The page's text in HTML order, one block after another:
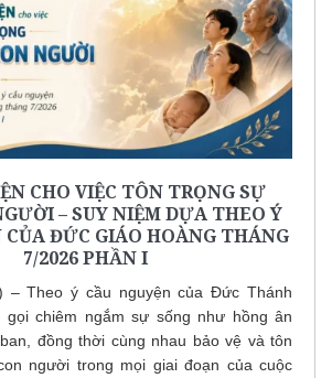
CHO VIỆC TÔN TRỌNG SỰ
– SUY NIỆM DỰA THEO Ý
CỦA ĐỨC GIÁO HOÀNG THÁNG
7/2026 PHẦN I
– Theo ý cầu nguyện của Đức Thánh
gọi chiêm ngắm sự sống như hồng ân
đồng thời cùng nhau bảo vệ và tôn
người trong mọi giai đoạn của cuộc